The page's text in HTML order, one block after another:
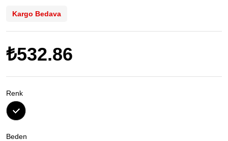
Kargo Bedava
₺532.86
Renk
Beden